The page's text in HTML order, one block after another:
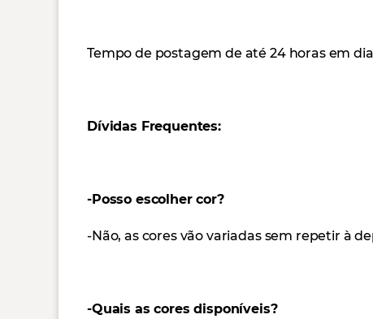
Tempo de postagem de até 24 horas em
Dívidas Frequentes:
-Posso escolher cor?
-Não, as cores vão variadas sem repetir à
-Quais as cores disponíveis?